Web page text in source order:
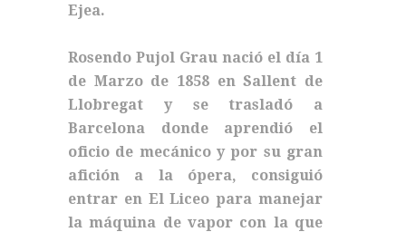
Ejea.
Rosendo Pujol Grau nació el día 1
de Marzo de 1858 en Sallent de
Llobregat y se trasladó a
Barcelona donde aprendió el
oficio de mecánico y por su gran
afición a la ópera, consiguió
entrar en El Liceo para manejar
la máquina de vapor con la que